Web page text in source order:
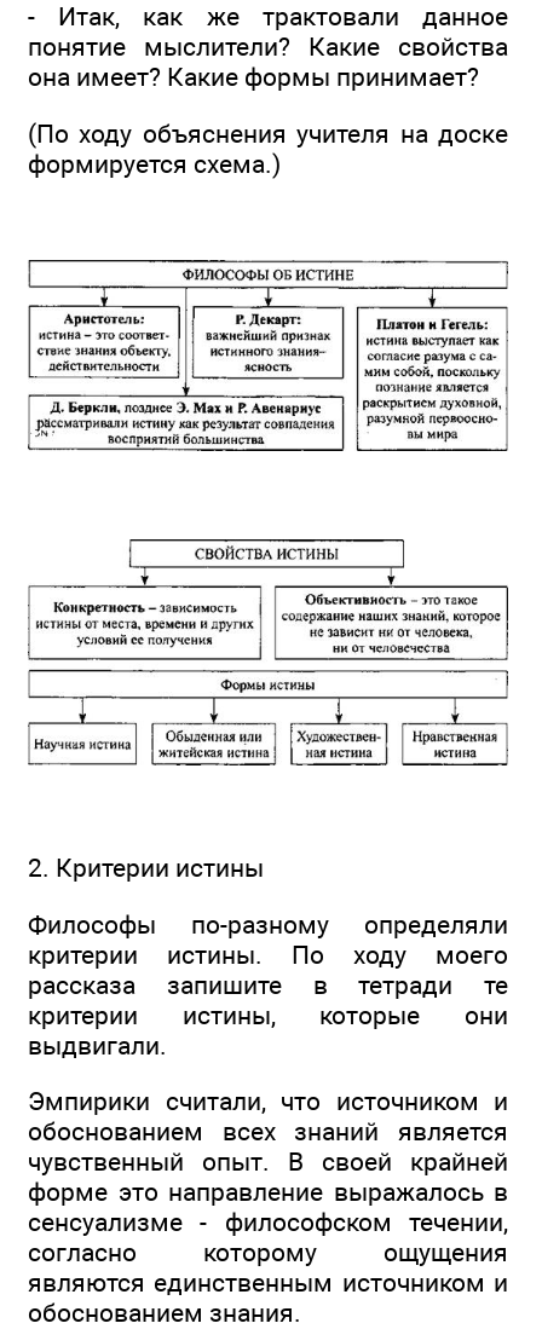
- Итак, как же трактовали данное
понятие мыслители? Какие свойства
она имеет? Какие формы принимает?
(По ходу объяснения учителя на доске
формируется схема.)
2. Критерии истины
Философы по-разному определяли
критерии истины. По ходу моего
рассказа запишите в тетради те
критерии истины, которые они
выдвигали.
Эмпирики считали, что источником и
обоснованием всех знаний является
чувственный опыт. В своей крайней
форме это направление выражалось в
сенсуализме - философском течении,
согласно которому ощущения
являются единственным источником и
обоснованием знания.